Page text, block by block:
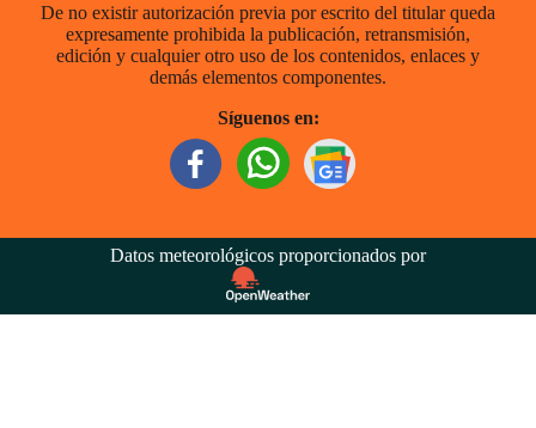
De no existir autorización previa por escrito del titular queda
expresamente prohibida la publicación, retransmisión,
edición y cualquier otro uso de los contenidos, enlaces y
demás elementos componentes.
Síguenos en:
Datos meteorológicos proporcionados por